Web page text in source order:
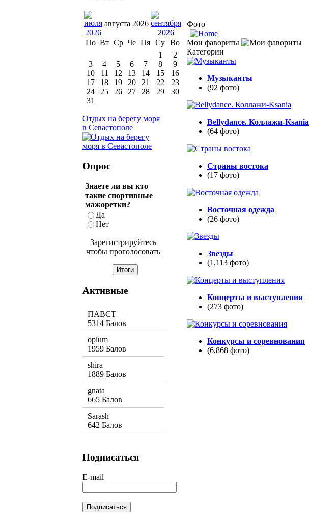
Фото
Мои фавориты
Категории
Музыканты
(92 фото)
Bellydance. Коллажи-Ksania
(64 фото)
Страны востока
(17 фото)
Восточная одежда
(26 фото)
Звезды
(1,113 фото)
Концерты и выступления
(273 фото)
Конкурсы и соревнования
(6,868 фото)
августа 2026
По Вт Ср Че Пя Су Во
1
2
3
4 5 6 7 8
9
10
11 12 13 14 15
16
17
18 19 20 21 22
23
24
25 26 27 28 29
30
31
Отдых на берегу моря
в Севастополе
Опрос
Знаете ли вы кто
такие спортивные
мажоретки?
Да
Нет
Зарегистрируйтесь
чтобы проголосовать
Активные
ПАВСТ
5314 Балов
opium
1959 Балов
shira
1889 Балов
gnata
665 Балов
Sarash
642 Балов
Подписаться
E-mail